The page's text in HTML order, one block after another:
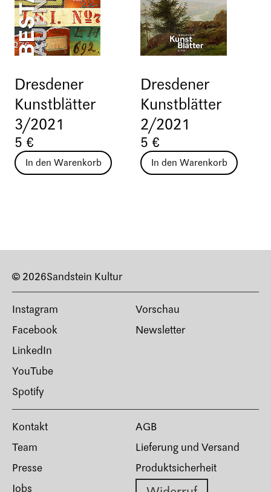
Dresdener
Kunstblätter
3/2021
5 €
In den Warenkorb
Dresdener
Kunstblätter
2/2021
5 €
In den Warenkorb
© 2026Sandstein Kultur
Instagram
Facebook
LinkedIn
YouTube
Spotify
Vorschau
Newsletter
Kontakt
Team
Presse
Jobs
AGB
Lieferung und Versand
Produktsicherheit